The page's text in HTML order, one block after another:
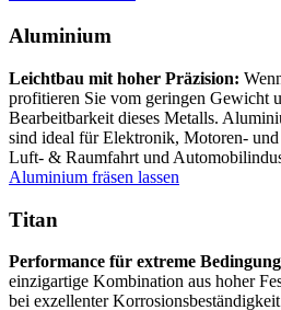
Aluminium
Leichtbau mit hoher Präzision:
profitieren Sie vom geringen Gewicht
Bearbeitbarkeit dieses Metalls.
sind ideal für Elektronik, Motoren-
Luft- & Raumfahrt und
Aluminium fräsen lassen
Titan
Performance für extreme
einzigartige Kombination aus hoher
bei exzellenter